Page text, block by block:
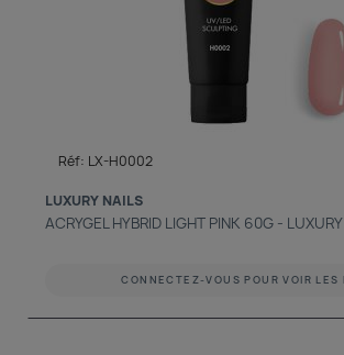
Réf: LX-H0002
LUXURY NAILS
ACRYGEL HYBRID LIGHT PINK 60G -
CONNECTEZ-VOUS POUR VOIR LES